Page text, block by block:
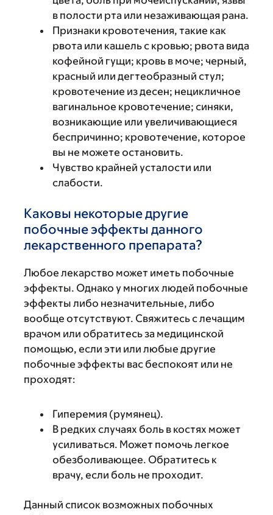
в полости рта или незаживающая рана.
Признаки кровотечения, такие как
рвота или кашель с кровью; рвота вида
кофейной гущи; кровь в моче; черный,
красный или дегтеобразный стул;
кровотечение из десен; нецикличное
вагинальное кровотечение; синяки,
возникающие или увеличивающиеся
беспричинно; кровотечение, которое
вы не можете остановить.
Чувство крайней усталости или
слабости.
Каковы некоторые другие
побочные эффекты данного
лекарственного препарата?
Любое лекарство может иметь побочные
эффекты. Однако у многих людей побочные
эффекты либо незначительные, либо
вообще отсутствуют. Свяжитесь с лечащим
врачом или обратитесь за медицинской
помощью, если эти или любые другие
побочные эффекты вас беспокоят или не
проходят:
Гиперемия (румянец).
В редких случаях боль в костях может
усиливаться. Может помочь легкое
обезболивающее. Обратитесь к
врачу, если боль не проходит.
Данный список возможных побочных